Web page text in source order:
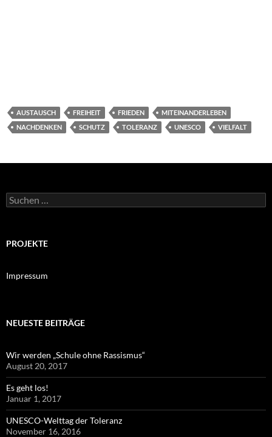
AUSTAUSCH FREIHEIT FRIEDEN
MITEINANDERLEBEN
NACHDENKEN
SCHUTZ TOLERANZ UNESCO VIELFALT
Suchen
nach:
PROJEKTE
Impressum
NEUESTE BEITRÄGE
Wir werden „Schule ohne Rassismus“
August 20, 2017
Es geht los!
Januar 1, 2017
UNESCO-Welttag der Toleranz
November 16, 2016